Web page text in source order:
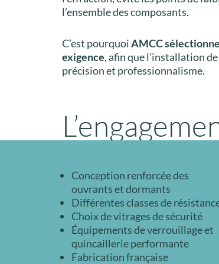
l’ensemble des composants.
C’est pourquoiAMCC
exigence, afin que l’installation
précision et professionnalisme.
Conception renforcée des
ouvrants et dormants
Différentes classes de
Choix de vitrages de sécurité
Équipements de verrouillage et
quincaillerie performante
Fabrication française